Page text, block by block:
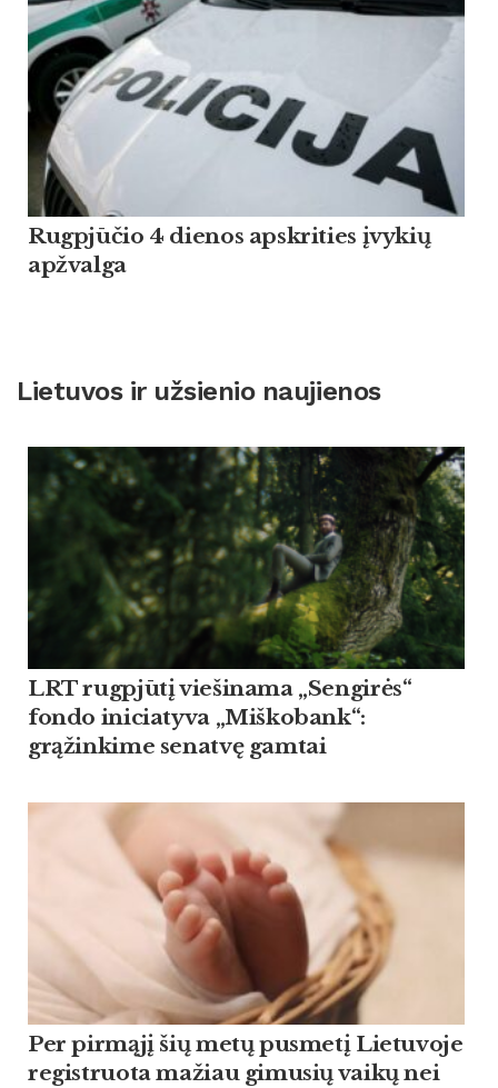
Rugpjūčio 4 dienos apskrities įvykių
apžvalga
Lietuvos ir užsienio naujienos
LRT rugpjūtį viešinama „Sengirės“
fondo iniciatyva „Miškobank“:
grąžinkime senatvę gamtai
Per pirmąjį šių metų pusmetį Lietuvoje
registruota mažiau gimusių vaikų nei